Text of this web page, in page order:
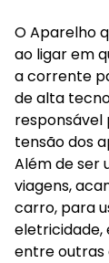
O Aparelho
ao ligar em
a corrente
de alta
tensão dos
Além de ser
viagens,
carro, para
eletricidade,
entre outras